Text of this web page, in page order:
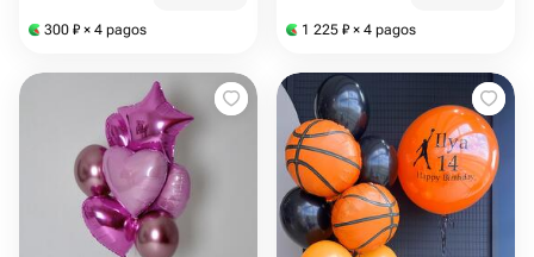
300 ₽ × 4 pagos 1 225 ₽ × 4 pagos